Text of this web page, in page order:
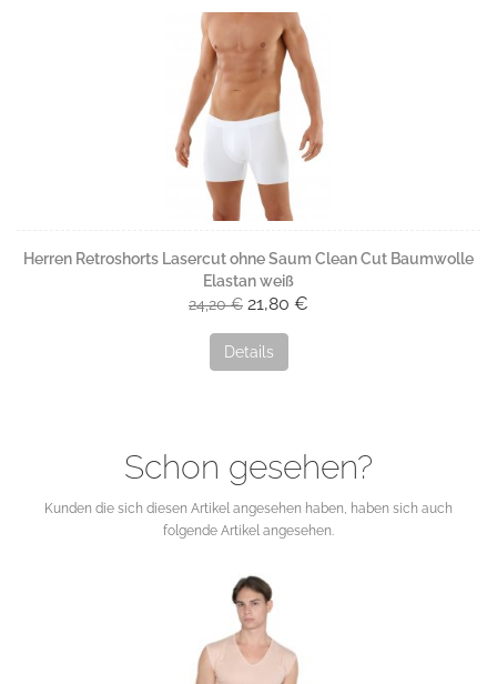
Herren Retroshorts Lasercut ohne Saum Clean Cut Baumwolle
Elastan weiß
24,20 € 21,80 €
Details
Schon gesehen?
Kunden die sich diesen Artikel angesehen haben, haben sich auch
folgende Artikel angesehen.